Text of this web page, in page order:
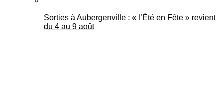
Sorties à Aubergenville : « l’Été en Fête » revient
du 4 au 9 août